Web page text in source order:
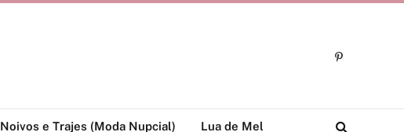
Pinterest
Noivos e Trajes (Moda Nupcial) Lua de Mel